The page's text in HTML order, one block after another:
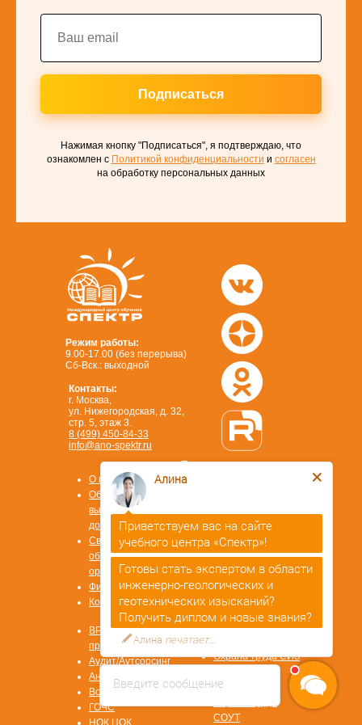
Подписаться
Нажимая кнопку "Подписаться", я подтверждаю, что
ознакомлен с Политикой конфиденциальности и согласен
на обработку персональных данных
Режим работы:
9.00-17.00 (без перерыва)
Сб-Вск.: выходной
Позвонить или написать
в MAX
8 (930) 932 50 08
Контакты:
г. Москва,
ул. Нижегородская, д. 32,
стр. 5, этаж 3.
8 (499) 450-84-33
info@ano-spektr.ru
Стать
партнером
ОТВЕТЫ НА
ВОПРОСЫ
ВРМ СОТ
программа
Аудит/Аутсорсинг
Антитеррор
Воинский учет
ГОЧС
НОК ЦОК
Охрана труда
Первая помощь
Охрана труда СИЗ
СУОТ
СОУТ
О компании
Образцы
выдаваемых
документов
Сведения об
образовательной
организации
Физ. лицам
Контакты
Введите сообщение
Алина
Приветствуем вас на сайте
учебного центра «Спектр»!
Готовы стать экспертом в области
инженерно-геологических и
геотехнических изысканий?
Получить диплом и новые знания?
Алина печатает...